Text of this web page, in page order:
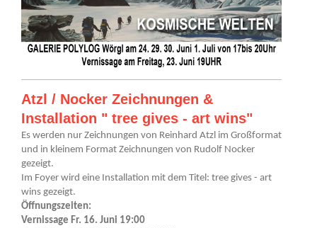
Atzl / Nocker Zeichnungen &
Installation " tree gives - art wins"
Es werden nur Zeichnungen von Reinhard Atzl im Großformat
und in kleinem Format Zeichnungen von Rudolf Nocker
gezeigt.
Im Foyer wird eine Installation mit dem Titel: tree gives - art
wins gezeigt.
Öffnungszeiten:
Vernissage Fr. 16. Juni 19:00